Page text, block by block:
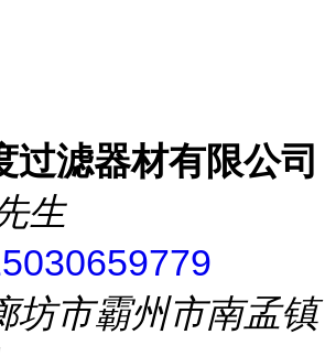
过滤器材有限公司
生
坊市霸州市南孟镇